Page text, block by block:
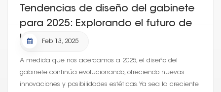
Tendencias de diseño del gabinete
para 2025: Explorando el futuro de
las cocinas
Feb 13, 2025
A medida que nos acercamos a 2025, el diseño del
gabinete continúa evolucionando, ofreciendo nuevas
innovaciones y posibilidades estéticas. Ya sea la creciente